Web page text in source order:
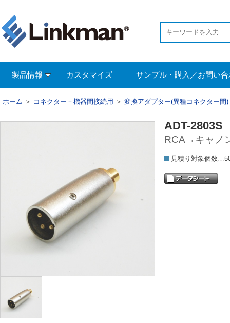
製品情報 カスタマイズ サンプル・購入／お問い
ホーム ＞ コネクター－機器間接続用 ＞ 変換アダプター(異種コネクター間)
ADT-2803S
RCA→キャノ
見積り対象個数